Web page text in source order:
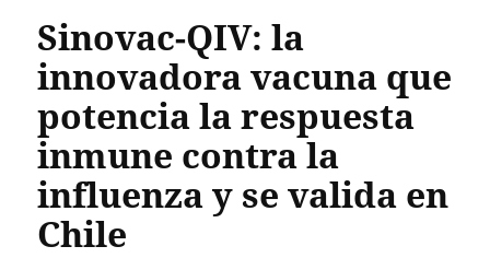
Sinovac-QIV: la
innovadora vacuna que
potencia la respuesta
inmune contra la
influenza y se valida en
Chile